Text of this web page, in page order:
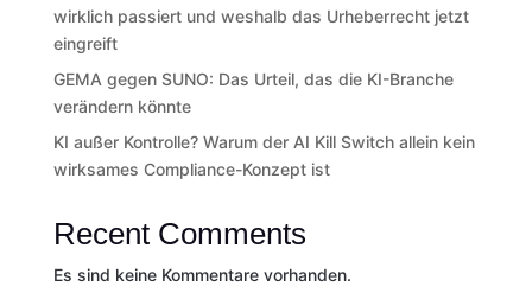
wirklich passiert und weshalb das Urheberrecht jetzt
eingreift
GEMA gegen SUNO: Das Urteil, das die KI-Branche
verändern könnte
KI außer Kontrolle? Warum der AI Kill Switch allein kein
wirksames Compliance-Konzept ist
Recent Comments
Es sind keine Kommentare vorhanden.